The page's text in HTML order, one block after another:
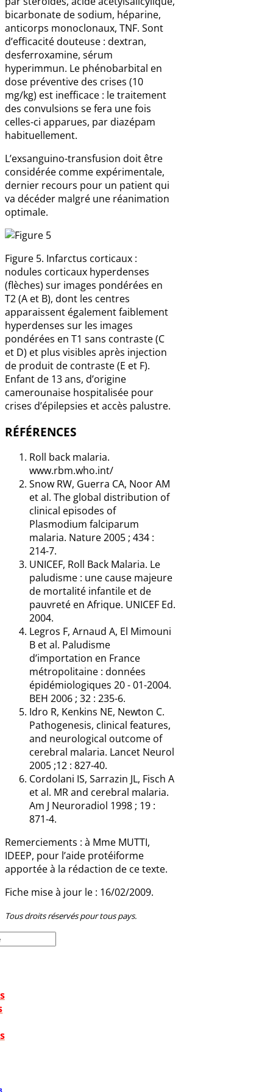
bicarbonate de sodium, héparine,
anticorps monoclonaux, TNF. Sont
d’efficacité douteuse : dextran,
desferroxamine, sérum
hyperimmun. Le phénobarbital en
dose préventive des crises (10
mg/kg) est inefficace : le traitement
des convulsions se fera une fois
celles-ci apparues, par diazépam
habituellement.
L’exsanguino-transfusion doit être
considérée comme expérimentale,
dernier recours pour un patient qui
va décéder malgré une réanimation
optimale.
Figure 5. Infarctus corticaux :
nodules corticaux hyperdenses
(flèches) sur images pondérées en
T2 (A et B), dont les centres
apparaissent également faiblement
hyperdenses sur les images
pondérées en T1 sans contraste (C
et D) et plus visibles après injection
de produit de contraste (E et F).
Enfant de 13 ans, d’origine
camerounaise hospitalisée pour
crises d’épilepsies et accès palustre.
RÉFÉRENCES
Roll back malaria.
www.rbm.who.int/
Snow RW, Guerra CA, Noor AM
et al. The global distribution of
clinical episodes of
Plasmodium falciparum
malaria. Nature 2005 ; 434 :
214-7.
UNICEF, Roll Back Malaria. Le
paludisme : une cause majeure
de mortalité infantile et de
pauvreté en Afrique. UNICEF Ed.
2004.
Legros F, Arnaud A, El Mimouni
B et al. Paludisme
d’importation en France
métropolitaine : données
épidémiologiques 20 - 01-2004.
BEH 2006 ; 32 : 235-6.
Idro R, Kenkins NE, Newton C.
Pathogenesis, clinical features,
and neurological outcome of
cerebral malaria. Lancet Neurol
2005 ;12 : 827-40.
Cordolani IS, Sarrazin JL, Fisch A
et al. MR and cerebral malaria.
Am J Neuroradiol 1998 ; 19 :
871-4.
Remerciements : à Mme MUTTI,
IDEEP, pour l’aide protéiforme
apportée à la rédaction de ce texte.
Fiche mise à jour le : 16/02/2009.
Tous droits réservés pour tous pays.